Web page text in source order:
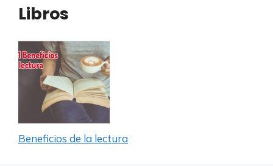
Libros
Beneficios de la lectura